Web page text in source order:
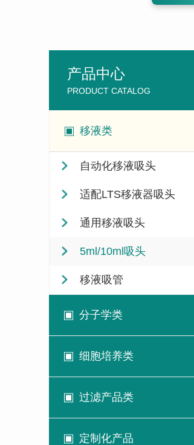
产品中心
PRODUCT CATALOG
移液类
自动化移液吸头
适配LTS移液器吸头
通用移液吸头
5ml/10ml吸头
移液吸管
分子学类
细胞培养类
过滤产品类
定制化产品